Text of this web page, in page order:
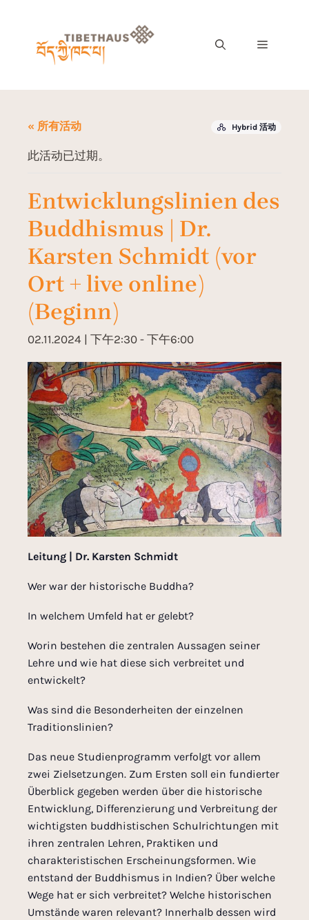
« 所有活动 Hybrid 活动
此活动已过期。
Entwicklungslinien des
Buddhismus | Dr.
Karsten Schmidt (vor
Ort + live online)
(Beginn)
02.11.2024 | 下午2:30 - 下午6:00
Leitung | Dr. Karsten Schmidt
Wer war der historische Buddha?
In welchem Umfeld hat er gelebt?
Worin bestehen die zentralen Aussagen seiner
Lehre und wie hat diese sich verbreitet und
entwickelt?
Was sind die Besonderheiten der einzelnen
Traditionslinien?
Das neue Studienprogramm verfolgt vor allem
zwei Zielsetzungen. Zum Ersten soll ein fundierter
Überblick gegeben werden über die historische
Entwicklung, Differenzierung und Verbreitung der
wichtigsten buddhistischen Schulrichtungen mit
ihren zentralen Lehren, Praktiken und
charakteristischen Erscheinungsformen. Wie
entstand der Buddhismus in Indien? Über welche
Wege hat er sich verbreitet? Welche historischen
Umstände waren relevant? Innerhalb dessen wird